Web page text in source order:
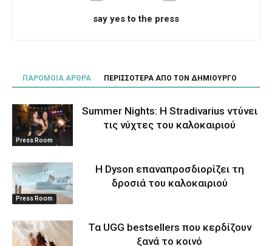
say yes to the press
ΠΑΡΟΜΟΙΑ ΑΡΘΡΑ ΠΕΡΙΣΣΟΤΕΡΑ ΑΠΟ ΤΟΝ ΔΗΜΙΟΥΡΓΟ
Press Room
Summer Nights: Η Stradivarius ντύνει
τις νύχτες του καλοκαιριού
Press Room
Η Dyson επαναπροσδιορίζει τη
δροσιά του καλοκαιριού
Τα UGG bestsellers που κερδίζουν
ξανά το κοινό